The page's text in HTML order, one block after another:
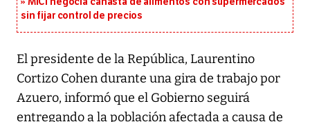
sin fijar control de precios
El presidente de la República, Laurentino
Cortizo Cohen durante una gira de trabajo por
Azuero, informó que el Gobierno seguirá
entregando a la población afectada a causa de